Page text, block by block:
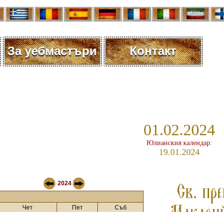
За уебмастъри Контакт
01.02.2024
Юлианския календар:
19.01.2024
2024
Чет Пет Съб